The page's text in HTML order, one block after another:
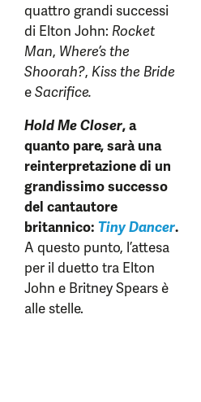
quattro grandi successi
di Elton John: Rocket
Man, Where’s the
Shoorah?, Kiss the Bride
eSacrifice.
Hold Me Closer, a
quanto pare, sarà una
reinterpretazione di un
grandissimo successo
del cantautore
britannico: Tiny Dancer.
A questo punto, l’attesa
per il duetto tra Elton
John e Britney Spears è
alle stelle.